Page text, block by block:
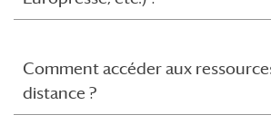
Comment accéder aux
distance ?